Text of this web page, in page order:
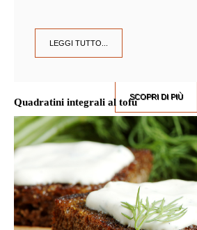
Intolleranze
SCOPRI DI PIÙ
LEGGI TUTTO...
Quadratini integrali al tofu